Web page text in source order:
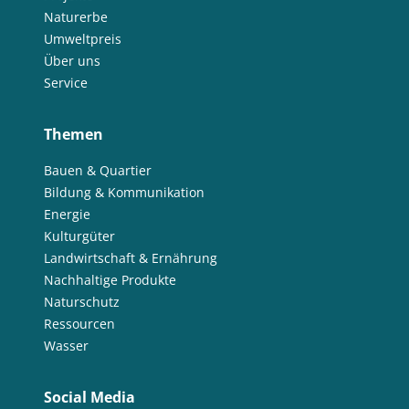
Naturerbe
Umweltpreis
Über uns
Service
Themen
Bauen & Quartier
Bildung & Kommunikation
Energie
Kulturgüter
Landwirtschaft & Ernährung
Nachhaltige Produkte
Naturschutz
Ressourcen
Wasser
Social Media